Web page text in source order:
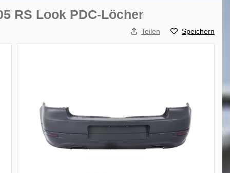
RS Look PDC-Löcher
Teilen Speichern